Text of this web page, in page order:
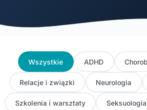
Wszystkie ADHD
Relacje i związki Neurologia
Szkolenia i warsztaty Seksuologia